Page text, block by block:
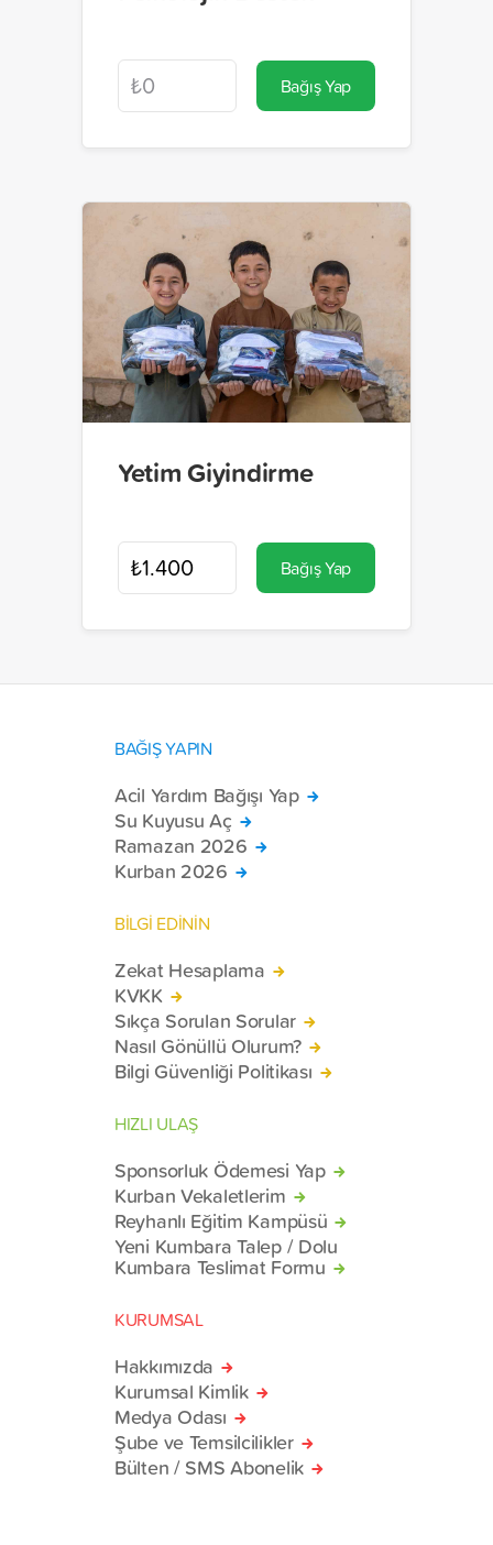
Bağış Yap
Yetim Giyindirme
Bağış Yap
BAĞIŞ YAPIN
Acil Yardım Bağışı Yap
Su Kuyusu Aç
Ramazan 2026
Kurban 2026
BİLGİ EDİNİN
Zekat Hesaplama
KVKK
Sıkça Sorulan Sorular
Nasıl Gönüllü Olurum?
Bilgi Güvenliği Politikası
HIZLI ULAŞ
Sponsorluk Ödemesi Yap
Kurban Vekaletlerim
Reyhanlı Eğitim Kampüsü
Yeni Kumbara Talep / Dolu
Kumbara Teslimat Formu
KURUMSAL
Hakkımızda
Kurumsal Kimlik
Medya Odası
Şube ve Temsilcilikler
Bülten / SMS Abonelik